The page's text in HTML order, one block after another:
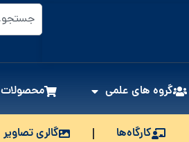
گروه های علمی محصولات
کارگاه‌ها گالری تصاویر